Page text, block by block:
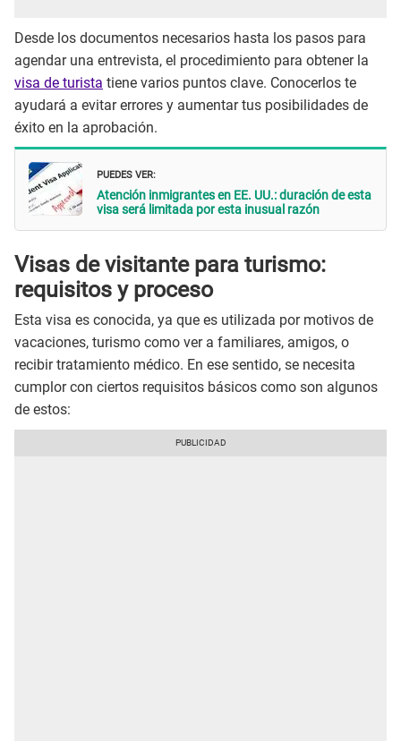
Desde los documentos necesarios hasta los pasos para
agendar una entrevista, el procedimiento para obtener la
visa de turista tiene varios puntos clave. Conocerlos te
ayudará a evitar errores y aumentar tus posibilidades de
éxito en la aprobación.
PUEDES VER:
Atención inmigrantes en EE. UU.: duración de esta
visa será limitada por esta inusual razón
Visas de visitante para turismo:
requisitos y proceso
Esta visa es conocida, ya que es utilizada por motivos de
vacaciones, turismo como ver a familiares, amigos, o
recibir tratamiento médico. En ese sentido, se necesita
cumplor con ciertos requisitos básicos como son algunos
de estos: